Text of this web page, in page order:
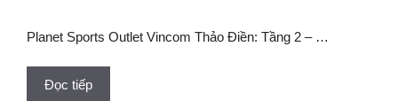
Planet Sports Outlet Vincom Thảo Điền: Tầng 2 – …
Đọc tiếp